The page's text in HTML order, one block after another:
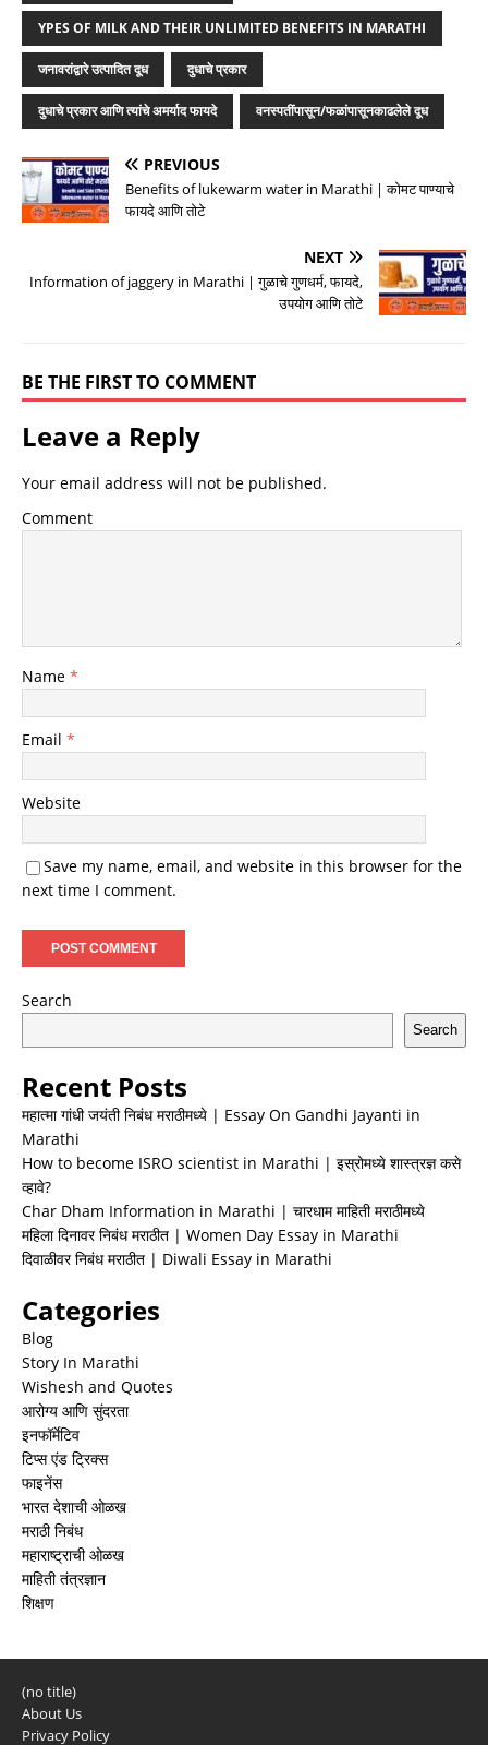
YPES OF MILK AND THEIR UNLIMITED BENEFITS IN MARATHI
जनावरांद्वारे उत्पादित दूध दुधाचे प्रकार
दुधाचे प्रकार आणि त्यांचे अमर्याद फायदे वनस्पतींपासून/फळांपासूनकाढलेले दूध
PREVIOUS
Benefits of lukewarm water in Marathi | कोमट पाण्याचे
फायदे आणि तोटे
NEXT
Information of jaggery in Marathi | गुळाचे गुणधर्म, फायदे,
उपयोग आणि तोटे
BE THE FIRST TO COMMENT
Leave a Reply
Your email address will not be published.
Comment
Name *
Email *
Website
Save my name, email, and website in this browser for the
next time I comment.
Search
Search
Recent Posts
महात्मा गांधी जयंती निबंध मराठीमध्ये | Essay On Gandhi Jayanti in
Marathi
How to become ISRO scientist in Marathi | इस्रोमध्ये शास्त्रज्ञ कसे
व्हावे?
Char Dham Information in Marathi | चारधाम माहिती मराठीमध्ये
महिला दिनावर निबंध मराठीत | Women Day Essay in Marathi
दिवाळीवर निबंध मराठीत | Diwali Essay in Marathi
Categories
Blog
Story In Marathi
Wishesh and Quotes
आरोग्य आणि सुंदरता
इनफॉर्मेटिव
टिप्स एंड ट्रिक्स
फाइनेंस
भारत देशाची ओळख
मराठी निबंध
महाराष्ट्राची ओळख
माहिती तंत्रज्ञान
शिक्षण
(no title)
About Us
Privacy Policy